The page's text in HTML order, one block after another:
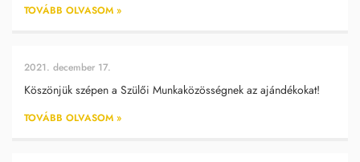
TOVÁBB OLVASOM »
2021. december 17.
Köszönjük szépen a Szülői Munkaközösségnek az ajándékokat!
TOVÁBB OLVASOM »